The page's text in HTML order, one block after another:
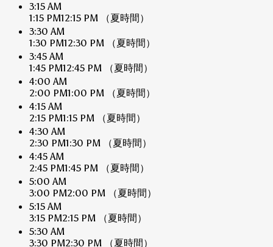
3:15 AM
1:15 PM12:15 PM
（夏時間）
3:30 AM
1:30 PM12:30 PM
（夏時間）
3:45 AM
1:45 PM12:45 PM
（夏時間）
4:00 AM
2:00 PM1:00 PM
（夏時間）
4:15 AM
2:15 PM1:15 PM
（夏時間）
4:30 AM
2:30 PM1:30 PM
（夏時間）
4:45 AM
2:45 PM1:45 PM
（夏時間）
5:00 AM
3:00 PM2:00 PM
（夏時間）
5:15 AM
3:15 PM2:15 PM
（夏時間）
5:30 AM
3:30 PM2:30 PM
（夏時間）